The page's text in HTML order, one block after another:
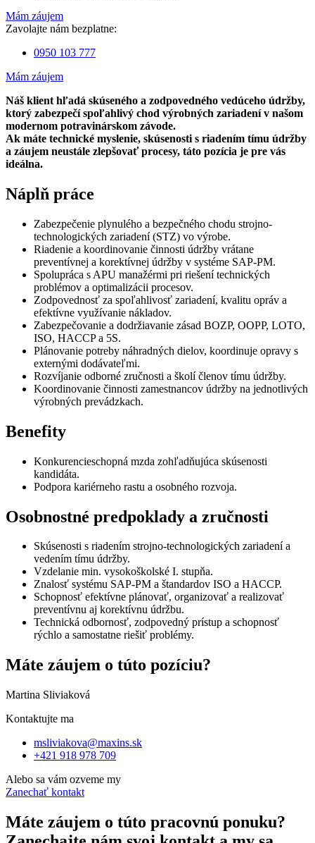
Mám záujem
Zavolajte nám bezplatne:
0950 103 777
Mám záujem
Náš klient hľadá skúseného a zodpovedného vedúceho údržby,
ktorý zabezpečí spoľahlivý chod výrobných zariadení v našom
modernom potravinárskom závode.
Ak máte technické myslenie, skúsenosti s riadením tímu údržby
a záujem neustále zlepšovať procesy, táto pozícia je pre vás
ideálna.
Náplň práce
Zabezpečenie plynulého a bezpečného chodu strojno-
technologických zariadení (STZ) vo výrobe.
Riadenie a koordinovanie činnosti údržby vrátane
preventívnej a korektívnej údržby v systéme SAP-PM.
Spolupráca s APU manažérmi pri riešení technických
problémov a optimalizácii procesov.
Zodpovednosť za spoľahlivosť zariadení, kvalitu opráv a
efektívne využívanie nákladov.
Zabezpečovanie a dodržiavanie zásad BOZP, OOPP, LOTO,
ISO, HACCP a 5S.
Plánovanie potreby náhradných dielov, koordinuje opravy s
externými dodávateľmi.
Rozvíjanie odborné zručnosti a školí členov tímu údržby.
Koordinovanie činnosti zamestnancov údržby na jednotlivých
výrobných prevádzkach.
Benefity
Konkurencieschopná mzda zohľadňujúca skúsenosti
kandidáta.
Podpora kariérneho rastu a osobného rozvoja.
Osobnostné predpoklady a zručnosti
Skúsenosti s riadením strojno-technologických zariadení a
vedením tímu údržby.
Vzdelanie min. vysokoškolské I. stupňa.
Znalosť systému SAP-PM a štandardov ISO a HACCP.
Schopnosť efektívne plánovať, organizovať a realizovať
preventívnu aj korektívnu údržbu.
Technická odbornosť, zodpovedný prístup a schopnosť
rýchlo a samostatne riešiť problémy.
Máte záujem o túto pozíciu?
Martina Sliviaková
Kontaktujte ma
msliviakova@maxins.sk
+421 918 978 709
Alebo sa vám ozveme my
Zanechať kontakt
Máte záujem o túto pracovnú ponuku?